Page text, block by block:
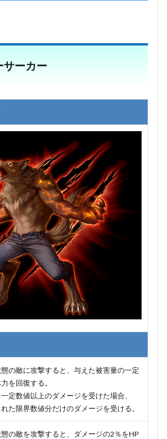
サーカー
の敵に攻撃すると、与えた被害量の一定
を回復する。
定数値以上のダメージを受けた場合、
た限界数値分だけのダメージを受ける。
の敵を攻撃すると、ダメージの2％をHP